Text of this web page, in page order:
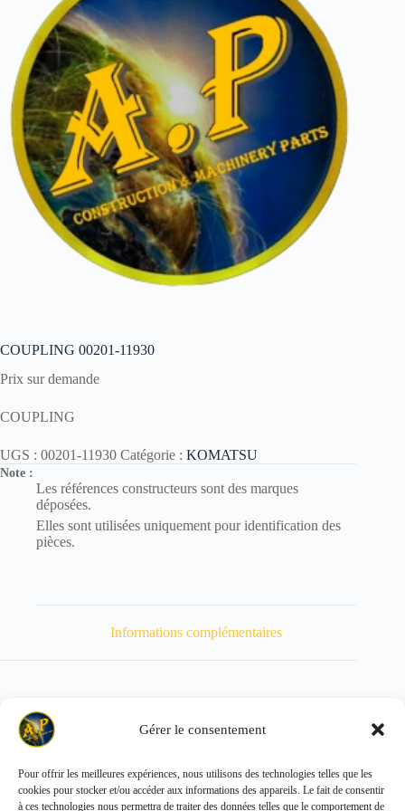
Gérer le consentement
Pour offrir les meilleures expériences, nous utilisons des technologies telles que les
cookies pour stocker et/ou accéder aux informations des appareils. Le fait de consentir
à ces technologies nous permettra de traiter des données telles que le comportement de
COUPLING 00201-11930
Prix sur demande
COUPLING
UGS : 00201-11930 Catégorie : KOMATSU
Note :
Les références constructeurs sont des marques
déposées.
Elles sont utilisées uniquement pour identification des
pièces.
Informations complémentaires
Poids 100 kg
Copyright © 2026 - ALL PARTS FRANCE SAS